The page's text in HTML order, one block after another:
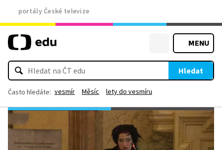
portály České televize
MENU
Hledat
Často hledáte: vesmír Měsíc lety do vesmíru